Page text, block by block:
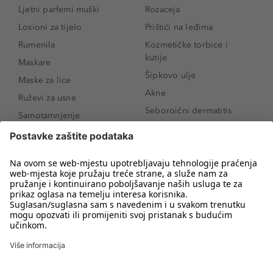
Ljetni parfemi muški
Losioni za tijelo
Rumenila
Maskare
Maske za lice
Ruževi za usne
Samotamnjenje
Puderi
Proizvodi za obrve
Sunce i zaštita
Serumi za lice
Proizvodi za čišćenje lica
Rozaceja
Prištići na leđima
Kozmetičke torbice i
kutije
Šipkovo ulje
Akne
Seboroični dermatitis
Novo
Koji mi parfem
odgovara?
Kako našminkati oči da